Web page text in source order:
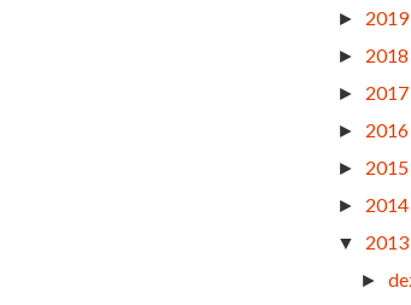
► 2019
► 2018
► 2017
► 2016
► 2015
► 2014
▼ 2013
►